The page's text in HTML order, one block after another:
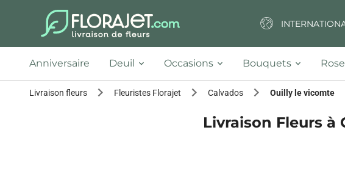
Anniversaire Deuil Occasions Bouquets
Livraison fleurs Fleuristes Florajet Calvados Ouilly le vicomte
Livraison Fleurs à